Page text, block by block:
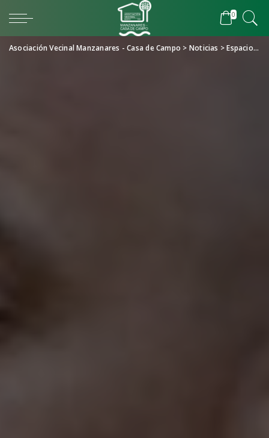
0
Asociación Vecinal Manzanares - Casa de Campo > Noticias >Espacio Violeta